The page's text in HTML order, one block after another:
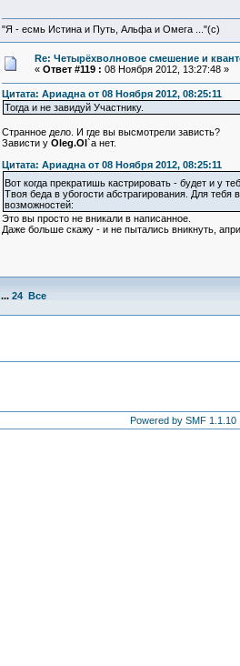
"Я - есмь Истина и Путь, Альфа и Омега ..."(с)
Re: Четырёхволновое смешение и
« Ответ #119 : 08 Ноября 2012, 13:27:48 »
Цитата: Ариадна от 08 Ноября 2012, 08:25:11
Тогда и не завидуй Участнику.
Странное дело. И где вы высмотрели зависть?
Зависти у Oleg.Ol `а нет.
Цитата: Ариадна от 08 Ноября 2012, 08:25:11
Вот когда прекратишь кастрировать - будет и у
Твоя беда в убогости абстрагирования. Для
возможностей:
Это вы просто не вникали в написанное.
Даже больше скажу - и не пытались вникнуть,
... 24 Все
Powered by SMF 1.1.10